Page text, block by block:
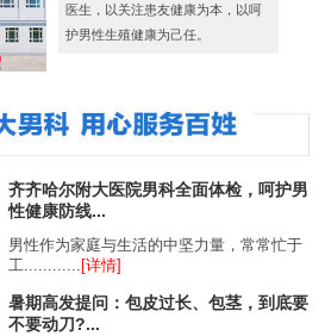
医生，以关注患友健康为本，以呵
护男性生殖健康为己任。
齐齐哈尔附大医院男科全面体检，呵护男
性健康防线...
男性作为家庭与生活的中坚力量，常常忙于
工............ [详情]
暑期高发提问：包皮过长、包茎，到底要
不要动刀?...